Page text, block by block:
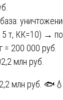
5 т, КК=10) →
= 200 000 руб.
млн руб.
млн руб. 🐟💧